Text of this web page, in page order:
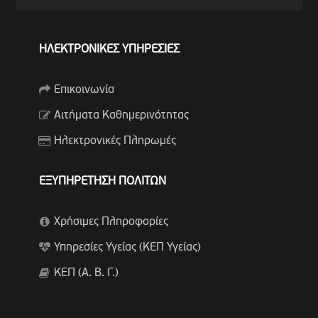
ΗΛΕΚΤΡΟΝΙΚΕΣ ΥΠΗΡΕΣΙΕΣ
Επικοινωνία
Αιτήματα Καθημερινότητας
Ηλεκτρονικές Πληρωμές
ΕΞΥΠΗΡΕΤΗΣΗ ΠΟΛΙΤΩΝ
Χρήσιμες Πληροφορίες
Υπηρεσίες Υγείας (ΚΕΠ Υγείας)
ΚΕΠ (Α. Β. Γ.)